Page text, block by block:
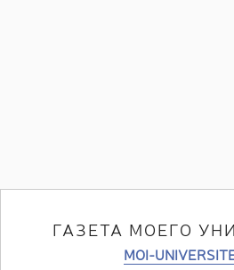
ГАЗЕТА МОЕГО
MOI-